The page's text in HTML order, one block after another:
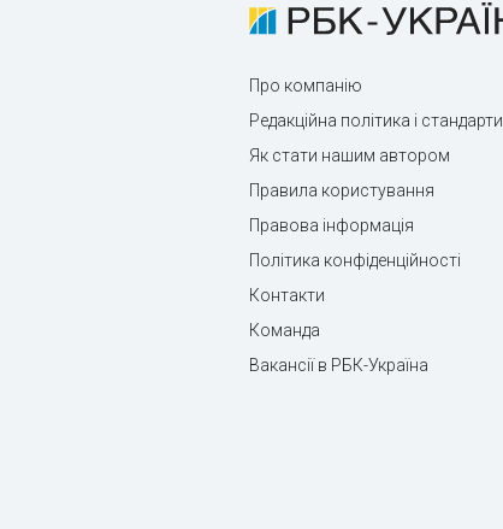
Про компанію
Редакційна політика і стандарти
Як стати нашим автором
Правила користування
Правова інформація
Політика конфіденційності
Контакти
Команда
Вакансії в РБК-Україна